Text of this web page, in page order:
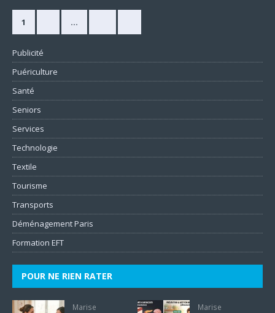
1 …
Publicité
Puériculture
Santé
Seniors
Services
Technologie
Textile
Tourisme
Transports
Déménagement Paris
Formation EFT
POUR NE RIEN RATER
Marise Marise